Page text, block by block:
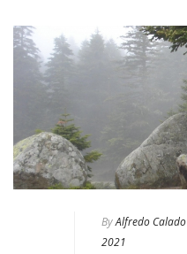
ByAlfredo Calado
2021